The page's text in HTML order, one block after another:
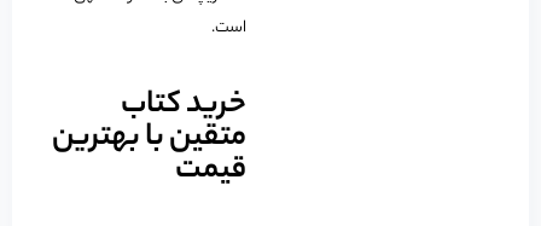
است.
خرید کتاب
متقین با بهترین
قیمت